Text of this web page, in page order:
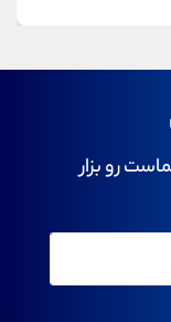
رو بزار